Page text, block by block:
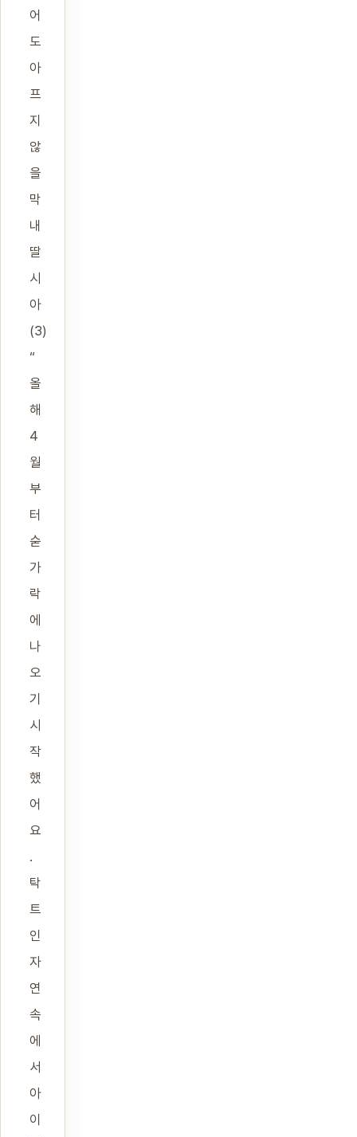
어
도
아
프
지
않
을
막
내
딸
시
아
(3)
“
올
해
4
월
부
터
숟
가
락
에
나
오
기
시
작
했
어
요
.
탁
트
인
자
연
속
에
서
아
이